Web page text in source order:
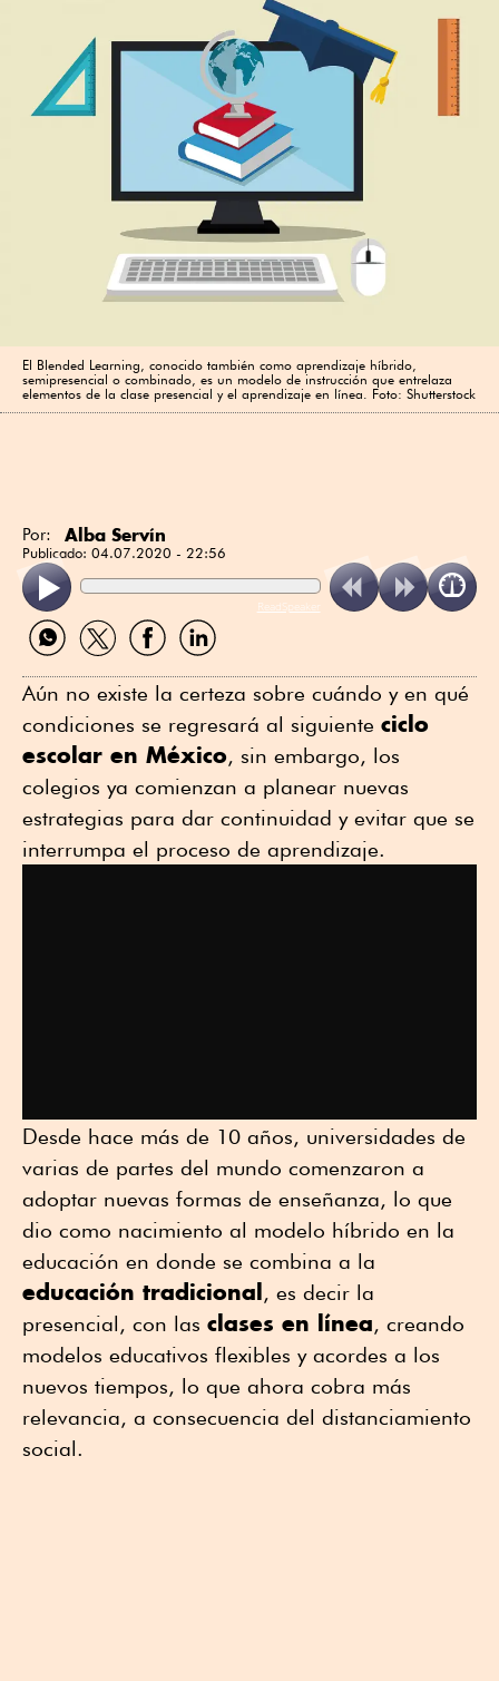
El Blended Learning, conocido también como aprendizaje híbrido,
semipresencial o combinado, es un modelo de instrucción que entrelaza
elementos de la clase presencial y el aprendizaje en línea. Foto: Shutterstock
Por: Alba Servín
Publicado: 04.07.2020 - 22:56
ReadSpeaker
Compartir
por
Compartir
por
Compartir
por
Compartir
por
Aún no existe la certeza sobre cuándo y en qué
condiciones se regresará al siguiente ciclo
escolar en México, sin embargo, los
colegios ya comienzan a planear nuevas
estrategias para dar continuidad y evitar que se
interrumpa el proceso de aprendizaje.
Desde hace más de 10 años, universidades de
varias de partes del mundo comenzaron a
adoptar nuevas formas de enseñanza, lo que
dio como nacimiento al modelo híbrido en la
educación en donde se combina a la
educación tradicional, es decir la
presencial, con las clases en línea, creando
modelos educativos flexibles y acordes a los
nuevos tiempos, lo que ahora cobra más
relevancia, a consecuencia del distanciamiento
social.